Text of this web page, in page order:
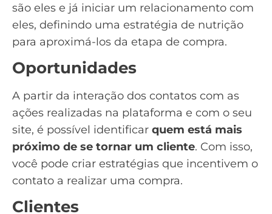
são eles e já iniciar um relacionamento com
eles, definindo uma estratégia de nutrição
para aproximá-los da etapa de compra.
Oportunidades
A partir da interação dos contatos com as
ações realizadas na plataforma e com o seu
site, é possível identificar quem está mais
próximo de se tornar um cliente. Com isso,
você pode criar estratégias que incentivem o
contato a realizar uma compra.
Clientes